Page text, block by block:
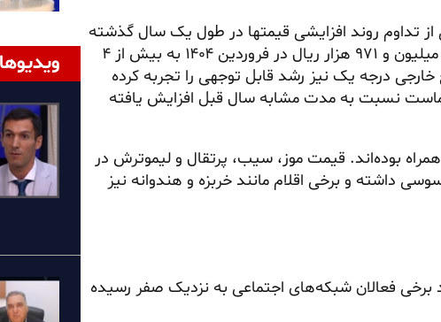
از تداوم روند افزایشی قیمتها در طول یک سال گذشته
است. متوسط قیمت برنج ایرانی درجه یک از حدود یک میلیون و ۹۷۱ هزار ریال در فروردین ۱۴۰۴ به بیش از ۴
در فروردین ۱۴۰۵ رسیده و برنج خارجی درجه یک نیز رشد قابل توجهی را تجربه کرده
نسبت به مدت مشابه سال قبل افزایش یافته
بوده‌اند. قیمت موز، سیب، پرتقال و لیموترش در
محسوسی داشته و برخی اقلام مانند خربزه و هندوانه نیز
برخی فعالان شبکه‌های اجتماعی به نزدیک صفر رسیده